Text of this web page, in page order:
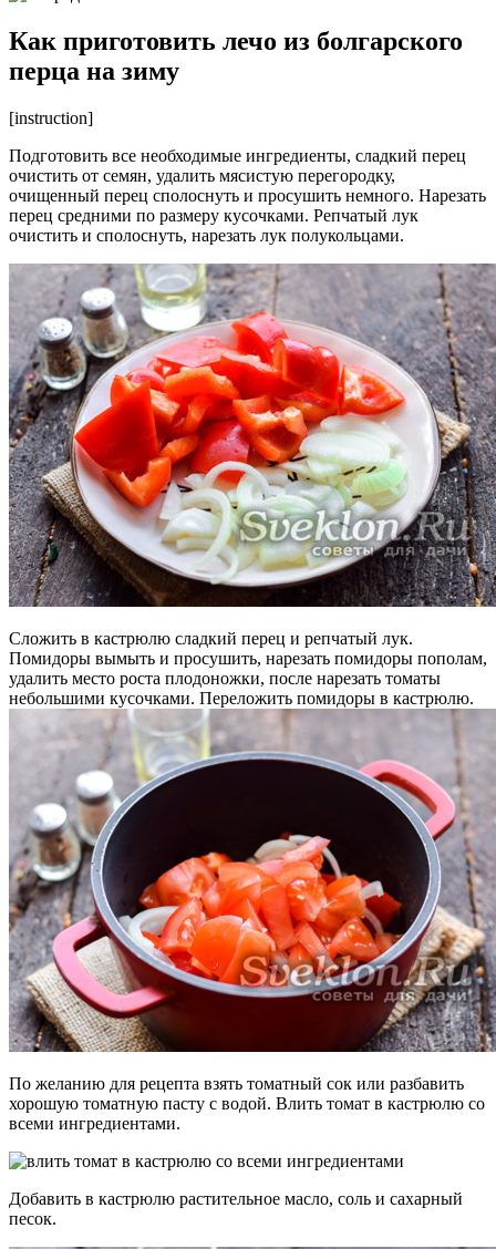
Как приготовить лечо из болгарского
перца на зиму
[instruction]
Подготовить все необходимые ингредиенты, сладкий перец
очистить от семян, удалить мясистую перегородку,
очищенный перец сполоснуть и просушить немного. Нарезать
перец средними по размеру кусочками. Репчатый лук
очистить и сполоснуть, нарезать лук полукольцами.
Сложить в кастрюлю сладкий перец и репчатый лук.
Помидоры вымыть и просушить, нарезать помидоры пополам,
удалить место роста плодоножки, после нарезать томаты
небольшими кусочками. Переложить помидоры в кастрюлю.
По желанию для рецепта взять томатный сок или разбавить
хорошую томатную пасту с водой. Влить томат в кастрюлю со
всеми ингредиентами.
Добавить в кастрюлю растительное масло, соль и сахарный
песок.